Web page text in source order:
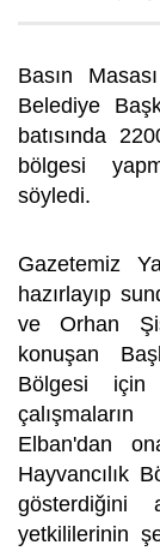
Basın
Belediye
batısında
bölgesi
söyledi.
Gazetemiz
hazırlayıp
ve Orhan
konuşan
Bölgesi için
Elban'dan
Hayvancılık
gösterdiğini
yetkililerinin